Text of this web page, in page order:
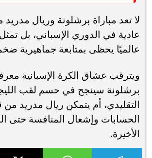
لا تعد مباراة برشلونة وريال
عادية في الدوري الإسباني، بل
عالميًا يحظى بمتابعة جماهيرية
ويترقب عشاق الكرة الإسبانية
برشلونة سينجح في حسم لقب
التقليدي، أم يتمكن ريال مدريد
الحسابات وإشعال المنافسة حتى
الأخيرة.